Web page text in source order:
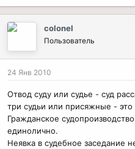
п
и
и
colonel
Пользователь
24 Янв 2010
Отвод суду или судье - суд
три судьи или присяжные - это
Гражданское
единолично.
Неявка в судебное заседание